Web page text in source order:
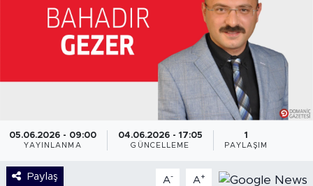
05.06.2026 - 09:00
YAYINLANMA
04.06.2026 - 17:05
GÜNCELLEME
1
PAYLAŞIM
Paylaş A- A+